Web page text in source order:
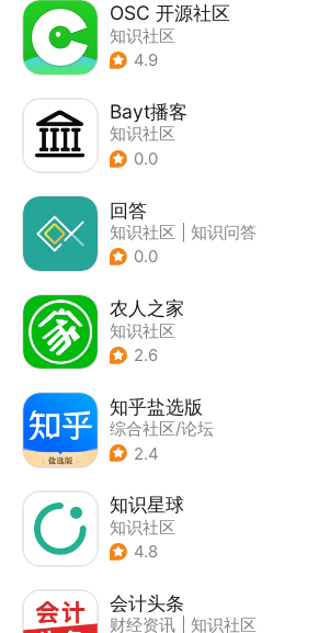
OSC 开源社区
知识社区
4.9
Bayt播客
知识社区
0.0
回答
知识社区
知识问答
0.0
农人之家
知识社区
2.6
知乎盐选版
综合社区/论坛
| 知识社区
2.4
知识星球
知识社区
4.8
会计头条
财经资讯
知识社区